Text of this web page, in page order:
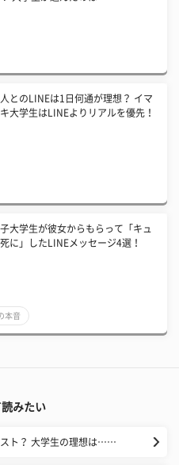
とのLINEは1日何通が理想？ イマ
キ大学生はLINEよりリアルを優先！
大学生が彼女からもらって「キュ
に」したLINEメッセージ4選！
本音
みたい
スト？ 大学生の理想は……